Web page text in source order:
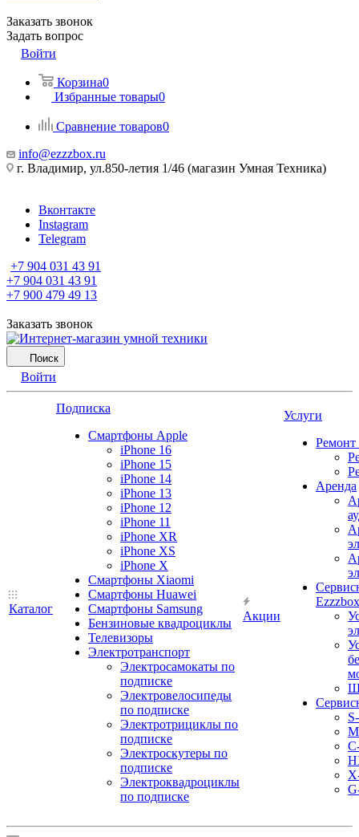
Заказать звонок
Задать вопрос
Войти
Корзина0
Избранные товары0
Сравнение товаров0
info@ezzzbox.ru
г. Владимир, ул.850-летия 1/46 (магазин Умная Техника)
Вконтакте
Instagram
Telegram
+7 904 031 43 91
+7 904 031 43 91
+7 900 479 49 13
Заказать звонок
Поиск
Войти
Каталог
Подписка
Смартфоны Apple
iPhone 16
iPhone 15
iPhone 14
iPhone 13
iPhone 12
iPhone 11
iPhone XR
iPhone XS
iPhone X
Смартфоны Xiaomi
Смартфоны Huawei
Смартфоны Samsung
Бензиновые квадроциклы
Телевизоры
Электротранспорт
Электросамокаты по
подписке
Электровелосипеды
по подписке
Электротрициклы по
подписке
Электроскутеры по
подписке
Электроквадроциклы
по подписке
Акции
Услуги
Ремонт
Аренда
Ezzzbox